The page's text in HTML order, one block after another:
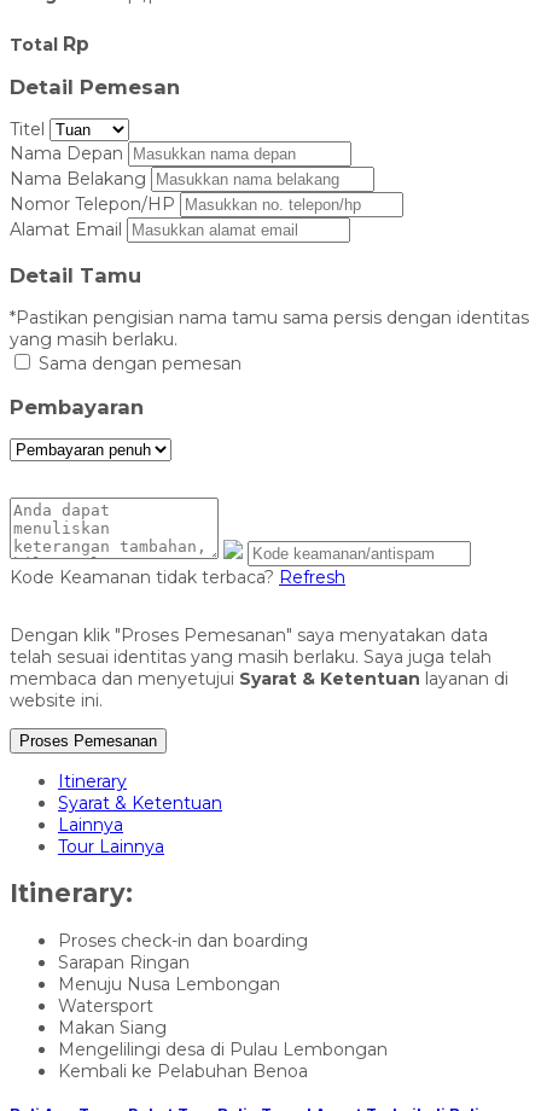
Total Rp
Detail Pemesan
Titel
Nama Depan
Nama Belakang
Nomor Telepon/HP
Alamat Email
Detail Tamu
*Pastikan pengisian nama tamu sama persis dengan identitas
yang masih berlaku.
Sama dengan pemesan
Pembayaran
Kode Keamanan tidak terbaca? Refresh
Dengan klik "Proses Pemesanan" saya menyatakan data
telah sesuai identitas yang masih berlaku. Saya juga telah
membaca dan menyetujui Syarat & Ketentuan layanan di
website ini.
Proses Pemesanan
Itinerary
Syarat & Ketentuan
Lainnya
Tour Lainnya
Itinerary:
Proses check-in dan boarding
Sarapan Ringan
Menuju Nusa Lembongan
Watersport
Makan Siang
Mengelilingi desa di Pulau Lembongan
Kembali ke Pelabuhan Benoa